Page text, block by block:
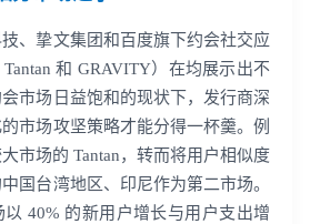
、挚文集团和百度旗下约会社交应
和 GRAVITY）在均展示出不
市场日益饱和的现状下，发行商深
市场攻坚策略才能分得一杯羹。例
市场的 Tantan，转而将用户相似度
国台湾地区、印尼作为第二市场。
以 40% 的新用户增长与用户支出增